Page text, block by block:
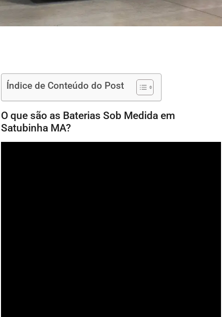
Índice de Conteúdo do Post
O que são as Baterias Sob Medida em
Satubinha MA?